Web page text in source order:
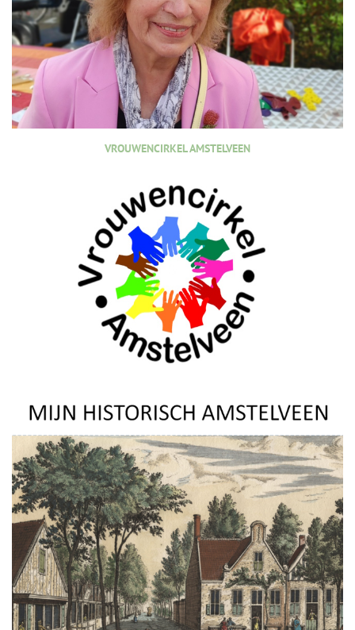
VROUWENCIRKEL AMSTELVEEN